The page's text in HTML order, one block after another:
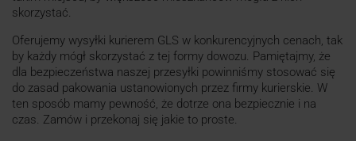
skorzystać.
Oferujemy wysyłki kurierem GLS w konkurencyjnych cenach, tak
by każdy mógł skorzystać z tej formy dowozu. Pamiętajmy, że
dla bezpieczeństwa naszej przesyłki powinniśmy stosować się
do zasad pakowania ustanowionych przez firmy kurierskie. W
ten sposób mamy pewność, że dotrze ona bezpiecznie i na
czas. Zamów i przekonaj się jakie to proste.